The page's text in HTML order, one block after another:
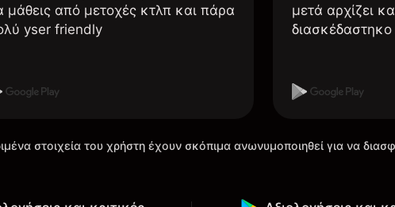
μάθεις από μετοχές κτλπ και πάρα
yser friendly
μετά αρχίζει
στοιχεία του χρήστη έχουν σκόπιμα ανωνυμοποιηθεί για να